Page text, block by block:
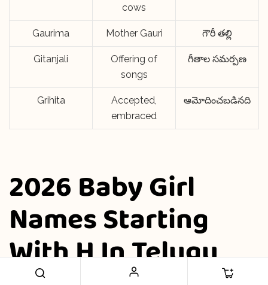
cows
Gaurima Mother Gauri గౌరీ తల్లి
Gitanjali
Offering of
songs
గీతాల సమర్పణ
Grihita
Accepted,
embraced
ఆమోదించబడినది
2026 Baby Girl
Names Starting
With H In Telugu